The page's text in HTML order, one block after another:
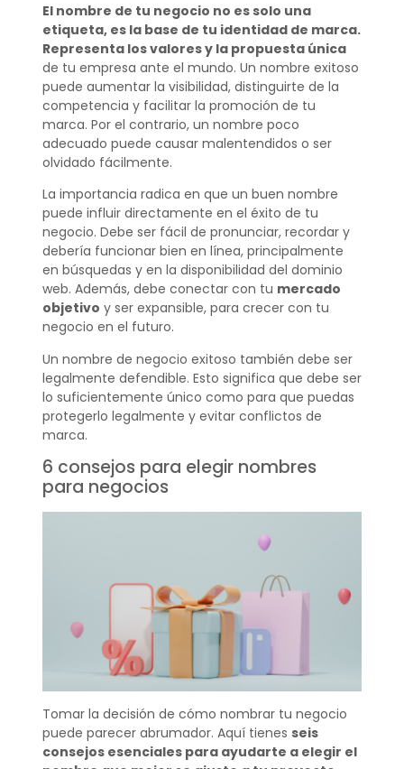
El nombre de tu negocio no es solo una
etiqueta, es la base de tu identidad de marca.
Representa los valores y la propuesta única
de tu empresa ante el mundo. Un nombre exitoso
puede aumentar la visibilidad, distinguirte de la
competencia y facilitar la promoción de tu
marca. Por el contrario, un nombre poco
adecuado puede causar malentendidos o ser
olvidado fácilmente.
La importancia radica en que un buen nombre
puede influir directamente en el éxito de tu
negocio. Debe ser fácil de pronunciar, recordar y
debería funcionar bien en línea, principalmente
en búsquedas y en la disponibilidad del dominio
web. Además, debe conectar con tu mercado
objetivo y ser expansible, para crecer con tu
negocio en el futuro.
Un nombre de negocio exitoso también debe ser
legalmente defendible. Esto significa que debe ser
lo suficientemente único como para que puedas
protegerlo legalmente y evitar conflictos de
marca.
6 consejos para elegir nombres
para negocios
Tomar la decisión de cómo nombrar tu negocio
puede parecer abrumador. Aquí tienes seis
consejos esenciales para ayudarte a elegir el